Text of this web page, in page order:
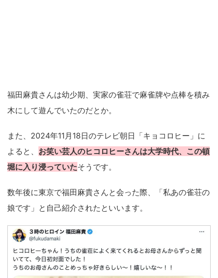
福田麻貴さんは幼少期、実家の雀荘で麻雀牌や点棒を積み
木にして遊んでいたのだとか。
また、2024年11月18日のテレビ朝日「キョコロヒー」に
よると、 お笑い芸人のヒコロヒーさんは大学時代、この頓
堀に入り浸っていたそうです。
数年後に東京で福田麻貴さんと会った際、「私あの雀荘の
娘です」と自己紹介されたといいます。